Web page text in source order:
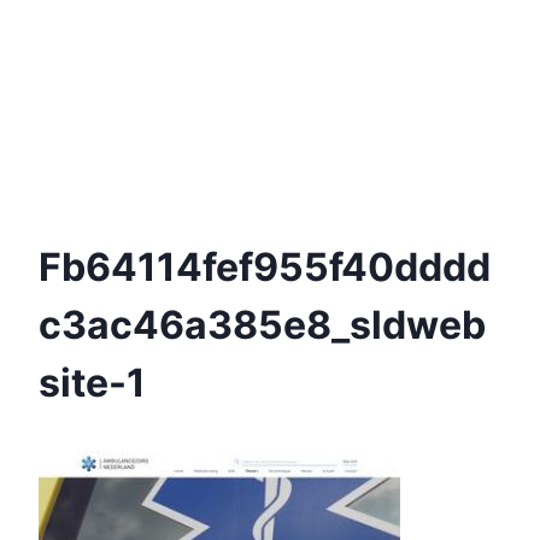
Fb64114fef955f40dddd
C3ac46a385e8_sldweb
Site-1